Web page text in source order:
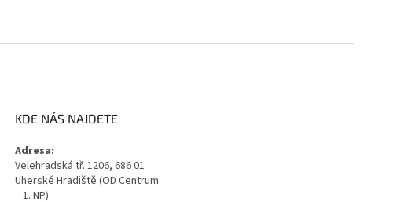
KDE NÁS NAJDETE
Adresa:
Velehradská tř. 1206, 686 01
Uherské Hradiště (OD Centrum
– 1. NP)